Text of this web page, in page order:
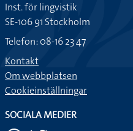
Inst. för lingvistik
SE-106 91 Stockholm
Telefon: 08-16 23 47
Kontakt
Om webbplatsen
Cookieinställningar
SOCIALA MEDIER